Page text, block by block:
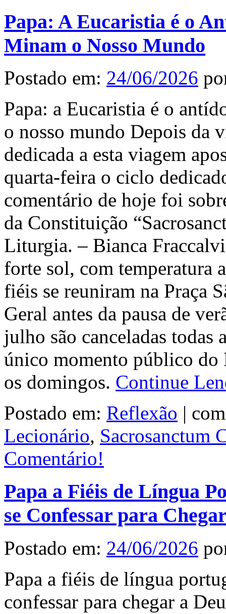
Papa: A Eucaristia é o
Minam o Nosso Mundo
Postado em: 24/06/2026
Papa: a Eucaristia é o
o nosso mundo Depois da
dedicada a esta viagem
quarta-feira o ciclo
comentário de hoje foi
da Constituição
Liturgia. – Bianca
forte sol, com temperatura
fiéis se reuniram na Praça
Geral antes da pausa de
julho são canceladas todas
único momento público do
os domingos. Continue
Postado em: Reflexão |
Lecionário, Sacrosanctum
Comentário!
Papa a Fiéis de Língua
se Confessar para
Postado em: 24/06/2026
Papa a fiéis de língua
confessar para chegar a